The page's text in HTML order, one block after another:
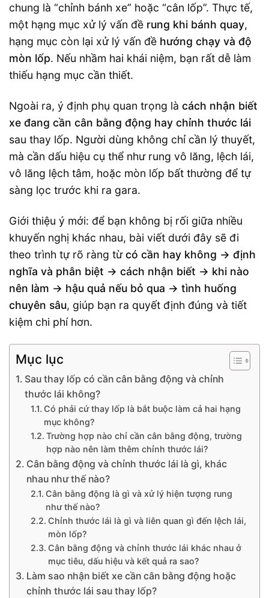
chung là “chỉnh bánh xe” hoặc “cân lốp”. Thực tế,
một hạng mục xử lý vấn đề rung khi bánh quay,
hạng mục còn lại xử lý vấn đề hướng chạy và độ
mòn lốp. Nếu nhầm hai khái niệm, bạn rất dễ làm
thiếu hạng mục cần thiết.
Ngoài ra, ý định phụ quan trọng là cách nhận biết
xe đang cần cân bằng động hay chỉnh thước lái
sau thay lốp. Người dùng không chỉ cần lý thuyết,
mà cần dấu hiệu cụ thể như rung vô lăng, lệch lái,
vô lăng lệch tâm, hoặc mòn lốp bất thường để tự
sàng lọc trước khi ra gara.
Giới thiệu ý mới: để bạn không bị rối giữa nhiều
khuyến nghị khác nhau, bài viết dưới đây sẽ đi
theo trình tự rõ ràng từcó cần hay không → định
nghĩa và phân biệt → cách nhận biết → khi nào
nên làm → hậu quả nếu bỏ qua → tình huống
chuyên sâu, giúp bạn ra quyết định đúng và tiết
kiệm chi phí hơn.
Mục lục
Sau thay lốp có cần cân bằng động và chỉnh
thước lái không?
Có phải cứ thay lốp là bắt buộc làm cả hai hạng
mục không?
Trường hợp nào chỉ cần cân bằng động, trường
hợp nào nên làm thêm chỉnh thước lái?
Cân bằng động và chỉnh thước lái là gì, khác
nhau như thế nào?
Cân bằng động là gì và xử lý hiện tượng rung
như thế nào?
Chỉnh thước lái là gì và liên quan gì đến lệch lái,
mòn lốp?
Cân bằng động và chỉnh thước lái khác nhau ở
mục tiêu, dấu hiệu và kết quả ra sao?
Làm sao nhận biết xe cần cân bằng động hoặc
chỉnh thước lái sau thay lốp?